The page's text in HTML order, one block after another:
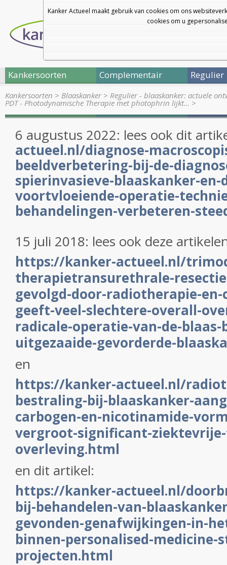
Kanker Actueel maakt gebruik van cookies om ons
cookies om u
Kankersoorten Complementair Regulier
Kankersoorten > Blaaskanker> Regulier - blaaskanker: actuele
PDT - Photodynamische Therapie met photophrin lijkt… >
6 augustus 2022: lees ook dit
actueel.nl/diagnose-
beeldverbetering-bij-de-
spierinvasieve-blaaskanker-
voortvloeiende-operatie-
behandelingen-verbeteren-
15 juli 2018: lees ook deze
https://kanker-actueel.nl/
therapietransurethrale-
gevolgd-door-radiotherapie-
geeft-veel-slechtere-overall-
radicale-operatie-van-de-
uitgezaaide-gevorderde-
en
https://kanker-actueel.nl/
bestraling-bij-blaaskanker-
carbogen-en-nicotinamide-
vergroot-significant-
overleving.html
en dit artikel:
https://kanker-actueel.nl/
bij-behandelen-van-
gevonden-genafwijkingen-in-
binnen-personalised-medicine-
projecten.html